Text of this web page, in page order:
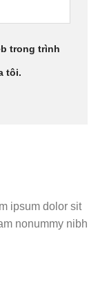
trong trình
tôi.
ipsum dolor sit
nonummy nibh